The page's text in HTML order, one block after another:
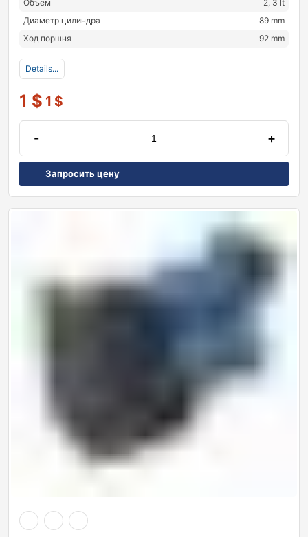
Объем
2, 3 lt
Диаметр цилиндра
89 mm
Ход поршня
92 mm
Details...
1 $ 1 $
- +
Запросить цену